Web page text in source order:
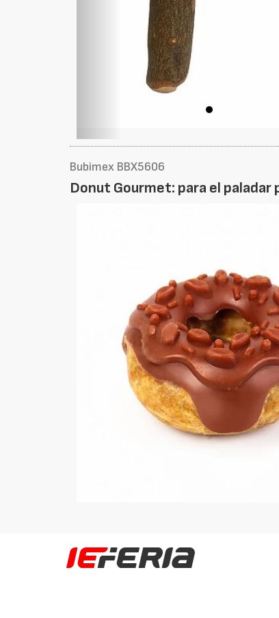
Bubimex BBX5606
Donut Gourmet: para el paladar